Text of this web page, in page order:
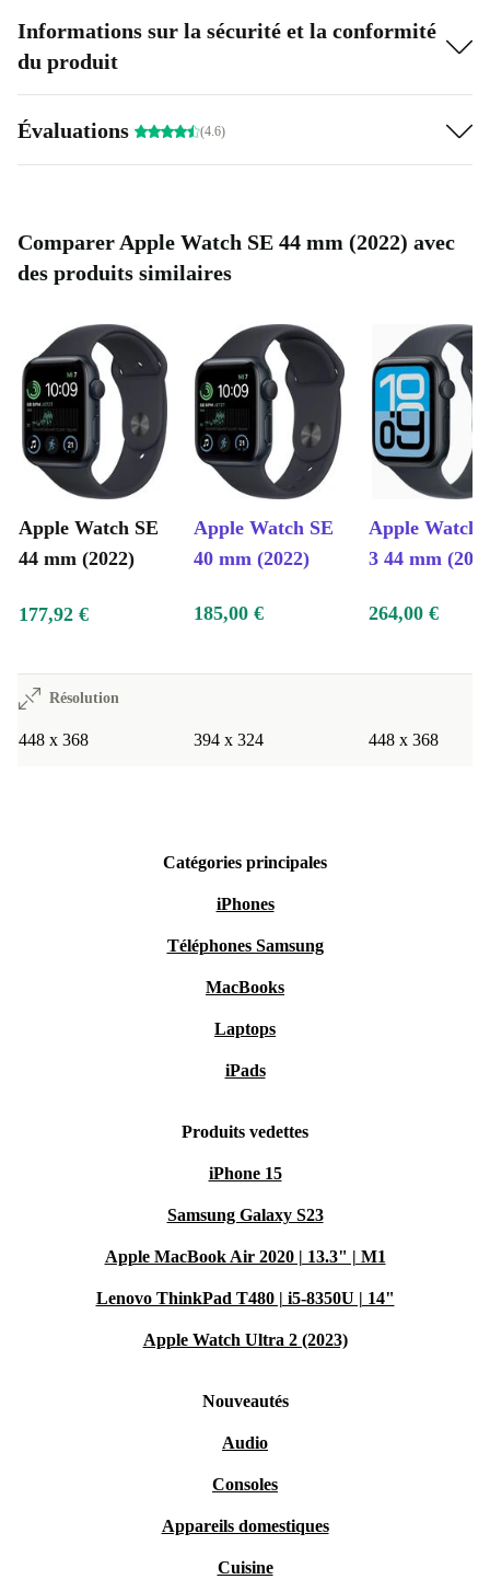
Informations sur la sécurité et la conformité
du produit
Évaluations (4.6)
Comparer Apple Watch SE 44 mm (2022) avec
des produits similaires
Apple Watch SE
44 mm (2022)
Apple Watch SE
40 mm (2022)
Apple Watch
3 44 mm
177,92 € 185,00 € 264,00 €
Résolution
448 x 368 394 x 324 448 x 368
Catégories principales
iPhones
Téléphones Samsung
MacBooks
Laptops
iPads
Produits vedettes
iPhone 15
Samsung Galaxy S23
Apple MacBook Air 2020 | 13.3" | M1
Lenovo ThinkPad T480 | i5-8350U | 14"
Apple Watch Ultra 2 (2023)
Nouveautés
Audio
Consoles
Appareils domestiques
Cuisine